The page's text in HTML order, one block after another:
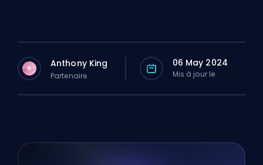
A Anthony King
Partenaire
06 May 2024
Mis à jour le